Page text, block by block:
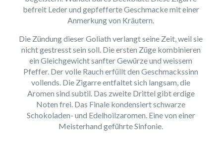
befreit Leder und gepfefferte Geschmacke mit einer
Anmerkung von Kräutern.
Die Zündung dieser Goliath verlangt seine Zeit, weil sie
nicht gestresst sein soll. Die ersten Züge kombinieren
ein Gleichgewicht sanfter Gewürze und weissem
Pfeffer. Der volle Rauch erfüllt den Geschmackssinn
vollends. Die Zigarre entfaltet sich langsam, die
Aromen sind subtil. Das zweite Drittel gibt erdige
Noten frei. Das Finale kondensiert schwarze
Schokoladen- und Edelhoilzaromen. Eine von einer
Meisterhand geführte Sinfonie.